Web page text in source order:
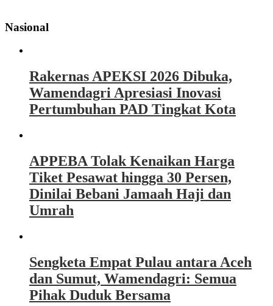
Nasional
Rakernas APEKSI 2026 Dibuka,
Wamendagri Apresiasi Inovasi
Pertumbuhan PAD Tingkat Kota
APPEBA Tolak Kenaikan Harga
Tiket Pesawat hingga 30 Persen,
Dinilai Bebani Jamaah Haji dan
Umrah
Sengketa Empat Pulau antara Aceh
dan Sumut, Wamendagri: Semua
Pihak Duduk Bersama